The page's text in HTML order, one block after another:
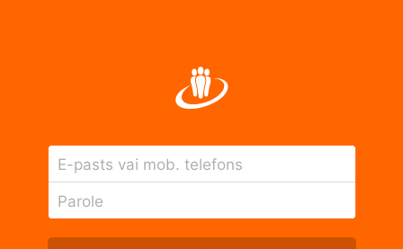
E-pasts vai mob. telefons
Parole